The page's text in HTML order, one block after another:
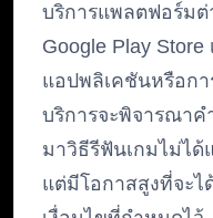
บริการแพลตฟอร์มต่
Google Play
แอปพลิเคชันหรือกา
บริการจะพิจารณาค
มาวิธีรีฟันเกมไม่ได้
แต่มีโอกาสสูงที่จะ